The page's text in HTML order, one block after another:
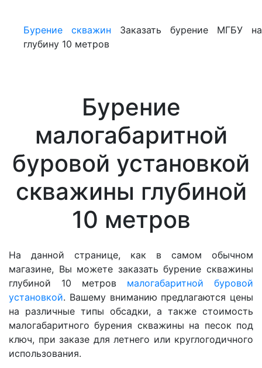
Бурение скважин
Заказать бурение МГБУ на
глубину 10 метров
Бурение
малогабаритной
буровой установкой
скважины глубиной
10 метров
На данной странице, как в самом обычном
магазине, Вы можете заказать бурение скважины
глубиной 10 метров малогабаритной буровой
установкой. Вашему вниманию предлагаются цены
на различные типы обсадки, а также стоимость
малогабаритного бурения скважины на песок под
ключ, при заказе для летнего или круглогодичного
использования.